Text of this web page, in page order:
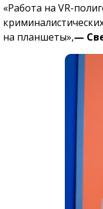
«Работа на VR-
на планшеты»,—